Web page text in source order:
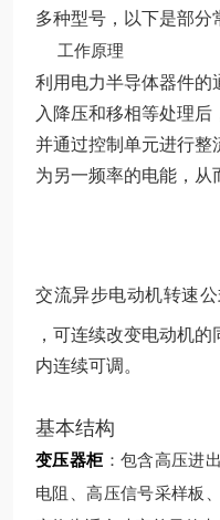
多种型号，以下是部分
工作原理
利用电力半导体器件的
入降压和移相等处理后
并通过控制单元进行整
为另一频率的电能，从
交流异步电动机转速
，可连续改变电动机
内连续可调。
基本结构
变压器柜：包含高压进
电阻、高压信号采样板